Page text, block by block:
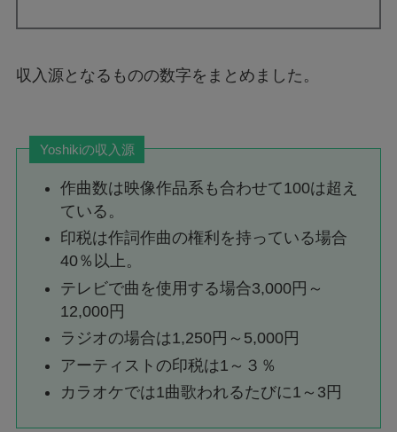
収入源となるものの数字をまとめました。
Yoshikiの収入源
作曲数は映像作品系も合わせて100は超え
ている。
印税は作詞作曲の権利を持っている場合
40％以上。
テレビで曲を使用する場合3,000円～
12,000円
ラジオの場合は1,250円～5,000円
アーティストの印税は1～３％
カラオケでは1曲歌われるたびに1～3円